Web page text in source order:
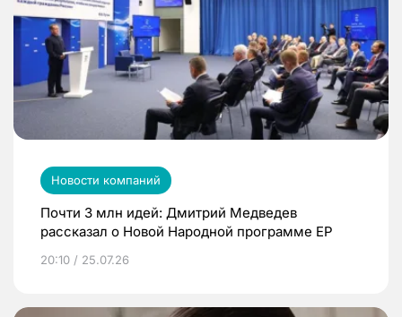
Новости компаний
Почти 3 млн идей: Дмитрий Медведев
рассказал о Новой Народной программе ЕР
20:10 / 25.07.26